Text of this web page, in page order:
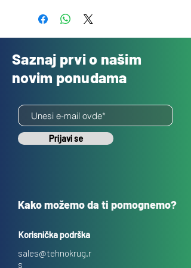
Saznaj prvi o našim
novim ponudama
Prijavi se
Kako možemo da ti pomognemo?
Korisnička podrška
sales@tehnokrug.r
s